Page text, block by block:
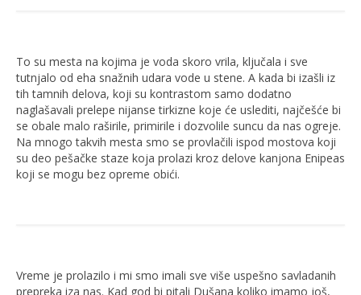
To su mesta na kojima je voda skoro vrila, ključala i sve
tutnjalo od eha snažnih udara vode u stene. A kada bi izašli iz
tih tamnih delova, koji su kontrastom samo dodatno
naglašavali prelepe nijanse tirkizne koje će uslediti, najčešće bi
se obale malo raširile, primirile i dozvolile suncu da nas ogreje.
Na mnogo takvih mesta smo se provlačili ispod mostova koji
su deo pešačke staze koja prolazi kroz delove kanjona Enipeas
koji se mogu bez opreme obići.
Vreme je prolazilo i mi smo imali sve više uspešno savladanih
prepreka iza nas. Kad god bi pitali Dušana koliko imamo još,